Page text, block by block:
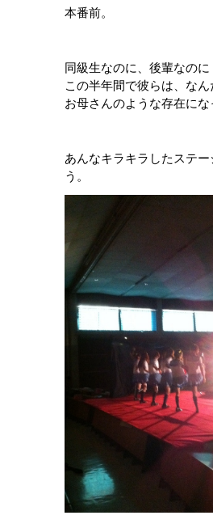
本番前。
同級生なのに、後輩なのに
この半年間で彼らは、なん
お母さんのような存在に
あんなキラキラしたステ
う。